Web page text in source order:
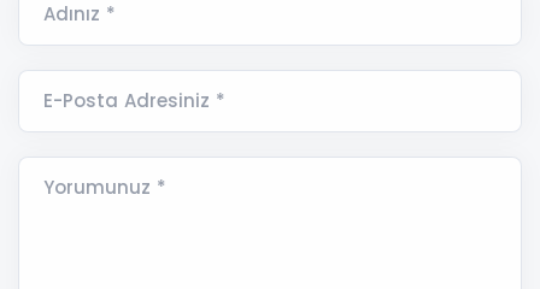
Adınız *
E-Posta Adresiniz *
Yorumunuz *